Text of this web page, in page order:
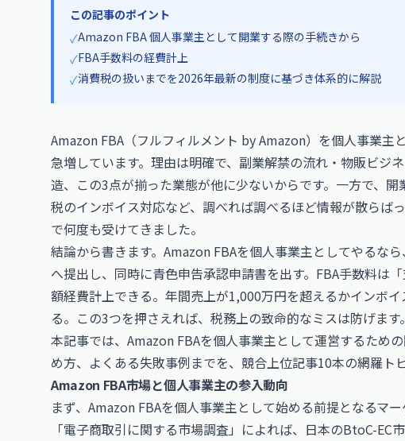
この記事のポイント
✓Amazon FBA 個人事業主として開業する際の手続きから
✓FBA手数料の経費計上
✓消費税の扱いまでを2026年最新の制度に基づき体系的に解説
Amazon FBA（フルフィルメント by Amazon）を個人事業主
急増しています。理由は明確で、副業解禁の流れ・物販ビジ
造、この3点が揃った業態が他に少ないからです。一方で、
税のインボイス対応など、調べれば調べるほど情報が散らば
で何度も受けてきました。
結論から書きます。Amazon FBAを個人事業主としてやるな
へ提出し、同時に青色申告承認申請書を出す。FBA手数料は
額経費計上できる。年間売上が1,000万円を超えるかインボ
る。この3つを押さえれば、税務上の致命的なミスは防げます。
本記事では、Amazon FBAを個人事業主として運営するため
め方、よくある失敗事例までを、競合上位記事10本の網羅ト
Amazon FBA市場と個人事業主の参入動向
まず、Amazon FBAを個人事業主として始める前提となるマ
「電子商取引に関する市場調査」によれば、日本のBtoC-